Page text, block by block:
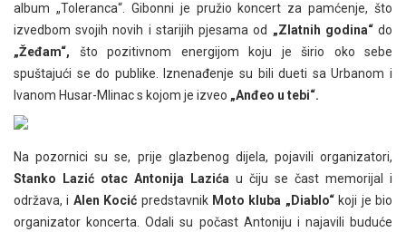
album „Toleranca“. Gibonni je pružio koncert za pamćenje, što
izvedbom svojih novih i starijih pjesama od „Zlatnih godina“do
„Žeđam“, što pozitivnom energijom koju je širio oko sebe
spuštajući se do publike. Iznenađenje su bili dueti sa Urbanom i
Ivanom Husar-Mlinac s kojom je izveo „Anđeo u tebi“.
Na pozornici su se, prije glazbenog dijela, pojavili organizatori,
Stanko Lazić otac Antonija Lazića u čiju se čast memorijal i
održava, i Alen Kocić predstavnik Moto kluba „Diablo“koji je bio
organizator koncerta. Odali su počast Antoniju i najavili buduće